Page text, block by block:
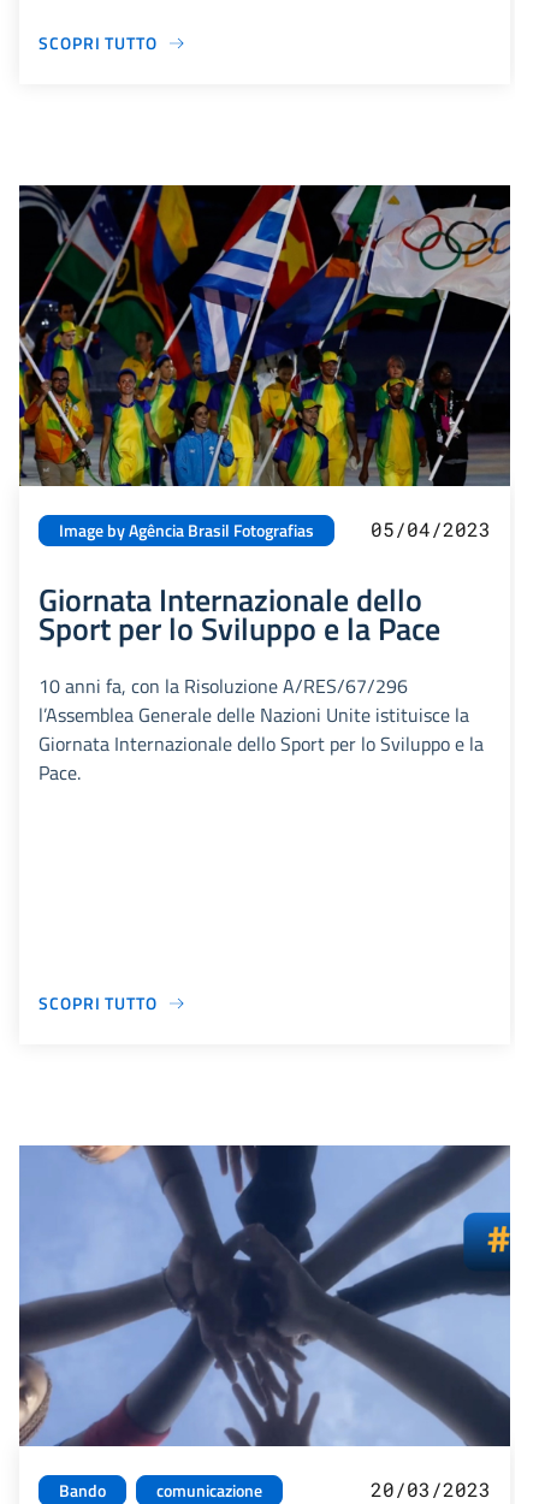
SCOPRI TUTTO
Image by Agência Brasil Fotografias 05/04/2023
Giornata Internazionale dello
Sport per lo Sviluppo e la Pace
10 anni fa, con la Risoluzione A/RES/67/296
l’Assemblea Generale delle Nazioni Unite istituisce la
Giornata Internazionale dello Sport per lo Sviluppo e la
Pace.
SCOPRI TUTTO
Bando comunicazione 20/03/2023